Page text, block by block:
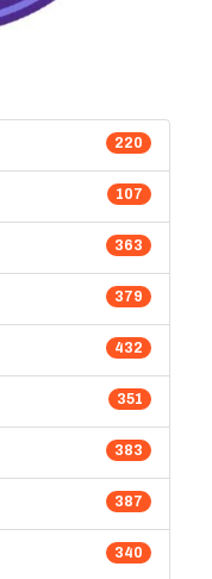
220
107
363
379
432
351
383
387
340